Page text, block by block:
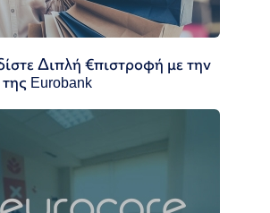
Διπλή €πιστροφή με την
Eurobank